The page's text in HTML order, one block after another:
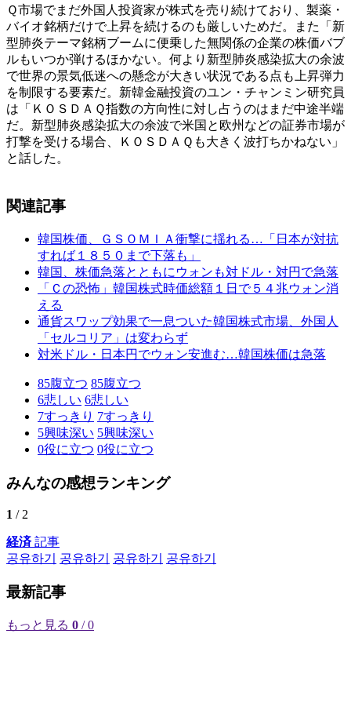
Ｑ市場でまだ外国人投資家が株式を売り続けており、製薬・
バイオ銘柄だけで上昇を続けるのも厳しいためだ。また「新
型肺炎テーマ銘柄ブームに便乗した無関係の企業の株価バブ
ルもいつか弾けるほかない。何より新型肺炎感染拡大の余波
で世界の景気低迷への懸念が大きい状況である点も上昇弾力
を制限する要素だ。新韓金融投資のユン・チャンミン研究員
は「ＫＯＳＤＡＱ指数の方向性に対し占うのはまだ中途半端
だ。新型肺炎感染拡大の余波で米国と欧州などの証券市場が
打撃を受ける場合、ＫＯＳＤＡＱも大きく波打ちかねない」
と話した。
関連記事
韓国株価、ＧＳＯＭＩＡ衝撃に揺れる…「日本が対抗
すれば１８５０まで下落も」
韓国、株価急落とともにウォンも対ドル・対円で急落
「Ｃの恐怖」韓国株式時価総額１日で５４兆ウォン消
える
通貨スワップ効果で一息ついた韓国株式市場、外国人
「セルコリア」は変わらず
対米ドル・日本円でウォン安進む…韓国株価は急落
85腹立つ 85腹立つ
6悲しい 6悲しい
7すっきり 7すっきり
5興味深い 5興味深い
0役に立つ 0役に立つ
みんなの感想ランキング
1 / 2
経済記事
공유하기
공유하기 공유하기 공유하기
最新記事
もっと見る 0 / 0